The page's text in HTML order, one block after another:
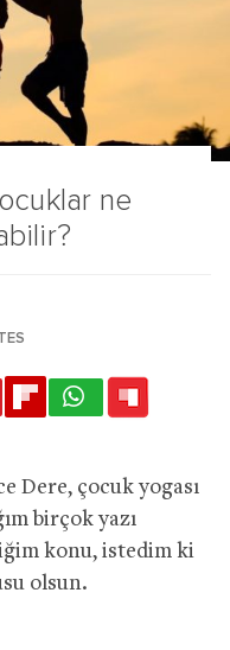
ne
Dere, çocuk yogası
birçok yazı
konu, istedim ki
olsun.